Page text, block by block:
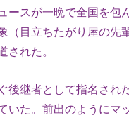
ースが一晩で全国を包
（目立ちたがり屋の
れた。
継者として指名され
いた。前出のように